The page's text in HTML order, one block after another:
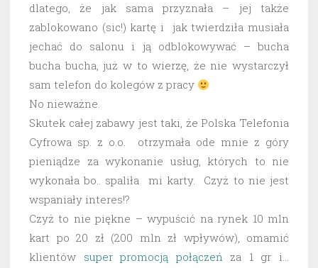
dlatego, że jak sama przyznała – jej także
zablokowano (sic!) kartę i jak twierdziła musiała
jechać do salonu i ją odblokowywać – bucha
bucha bucha, już w to wierzę, że nie wystarczył
sam telefon do kolegów z pracy
No nieważne.
Skutek całej zabawy jest taki, że Polska Telefonia
Cyfrowa sp. z o.o. otrzymała ode mnie z góry
pieniądze za wykonanie usług, których to nie
wykonała bo.. spaliła mi karty. Czyż to nie jest
wspaniały interes!?
Czyż to nie piękne – wypuścić na rynek 10 mln
kart po 20 zł (200 mln zł wpływów), omamić
klientów super promocją połączeń za 1 gr i…